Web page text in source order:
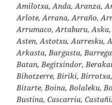
Amilotxa, Anda, Aranza,
Arlote, Arrana, Arraño,
Arrumaco, Artaburu,
Asten, Astotxu, Aurresku,
Arkasta, Bargasta,
Batan, Begitxindor,
Bihotzerre, Biriki,
Bitarte, Boina, Bolaleku,
Bustina, Cascarria,